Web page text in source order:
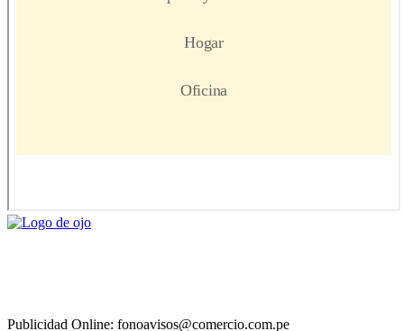
Publicidad Online: fonoavisos@comercio.com.pe